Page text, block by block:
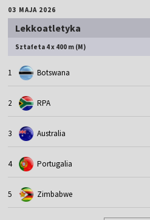
03 MAJA 2026
Lekkoatletyka
Sztafeta 4 x 400 m (M)
1 Botswana
2 RPA
3 Australia
4 Portugalia
5 Zimbabwe